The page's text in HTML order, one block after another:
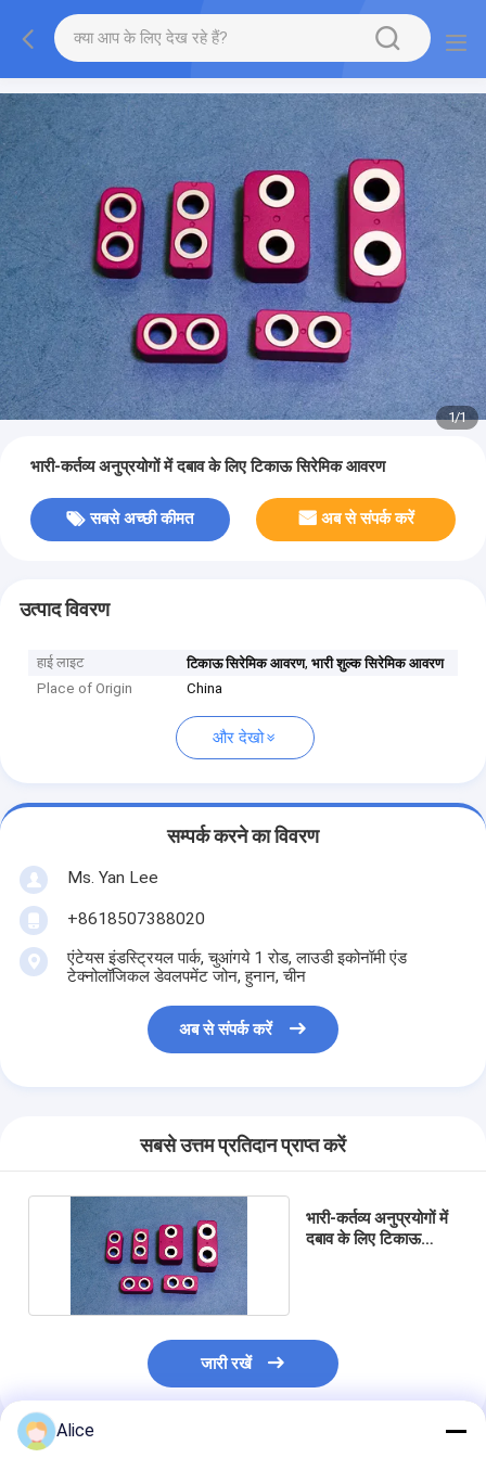
1/1
भारी-कर्तव्य अनुप्रयोगों में दबाव के लिए टिकाऊ सिरेमिक आवरण
सबसे अच्छी कीमत अब से संपर्क करें
उत्पाद विवरण
हाई लाइट टिकाऊ सिरेमिक आवरण,भारी शुल्क सिरेमिक आवरण
Place of Origin
China
और देखो
सम्पर्क करने का विवरण
Ms. Yan Lee
+8618507388020
एंटेयस इंडस्ट्रियल पार्क, चुआंगये 1 रोड, लाउडी इकोनॉमी एंड
टेक्नोलॉजिकल डेवलपमेंट जोन, हुनान, चीन
अब से संपर्क करें
सबसे उत्तम प्रतिदान प्राप्त करें
भारी-कर्तव्य अनुप्रयोगों में
दबाव के लिए टिकाऊ
जारी रखें
Alice